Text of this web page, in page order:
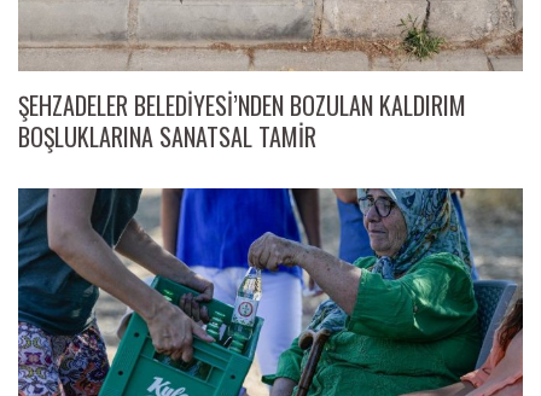
ŞEHZADELER BELEDİYESİ’NDEN BOZULAN KALDIRIM
BOŞLUKLARINA SANATSAL TAMİR